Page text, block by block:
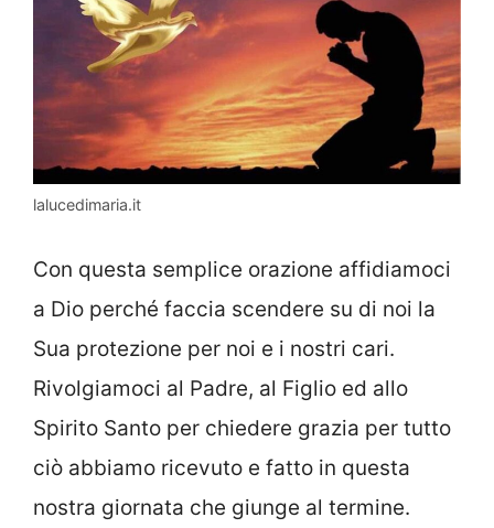
lalucedimaria.it
Con questa semplice orazione affidiamoci
a Dio perché faccia scendere su di noi la
Sua protezione per noi e i nostri cari.
Rivolgiamoci al Padre, al Figlio ed allo
Spirito Santo per chiedere grazia per tutto
ciò abbiamo ricevuto e fatto in questa
nostra giornata che giunge al termine.